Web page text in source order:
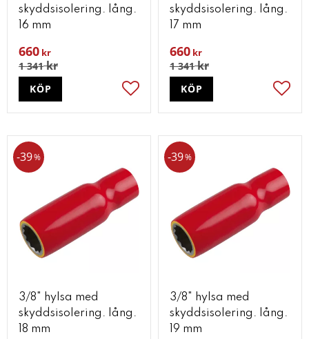
skyddsisolering. lång.
16 mm
660 kr
1 341kr
Lägg till i favoriter
KÖP
skyddsisolering. lång.
17 mm
660 kr
1 341kr
KÖP
3/8" hylsa med
skyddsisolering. lång.
18 mm
39%
3/8" hylsa med
skyddsisolering. lång.
19 mm
39%